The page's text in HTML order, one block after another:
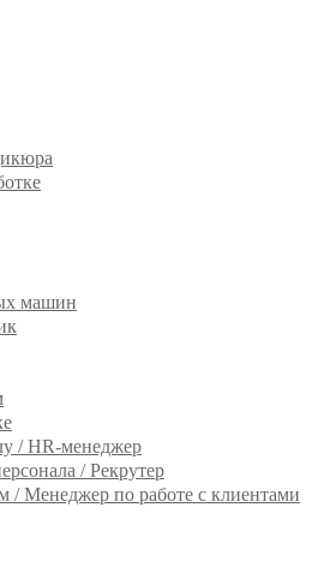
машин
/ HR-менеджер
/ Рекрутер
/ Менеджер по работе с клиентами